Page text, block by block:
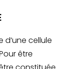
d’une cellule
être